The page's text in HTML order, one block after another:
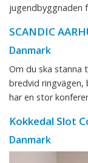
jugendbyggnaden
SCANDIC
Danmark
Om du ska stanna
bredvid ringvägen,
har en stor
Kokkedal Slot
Danmark